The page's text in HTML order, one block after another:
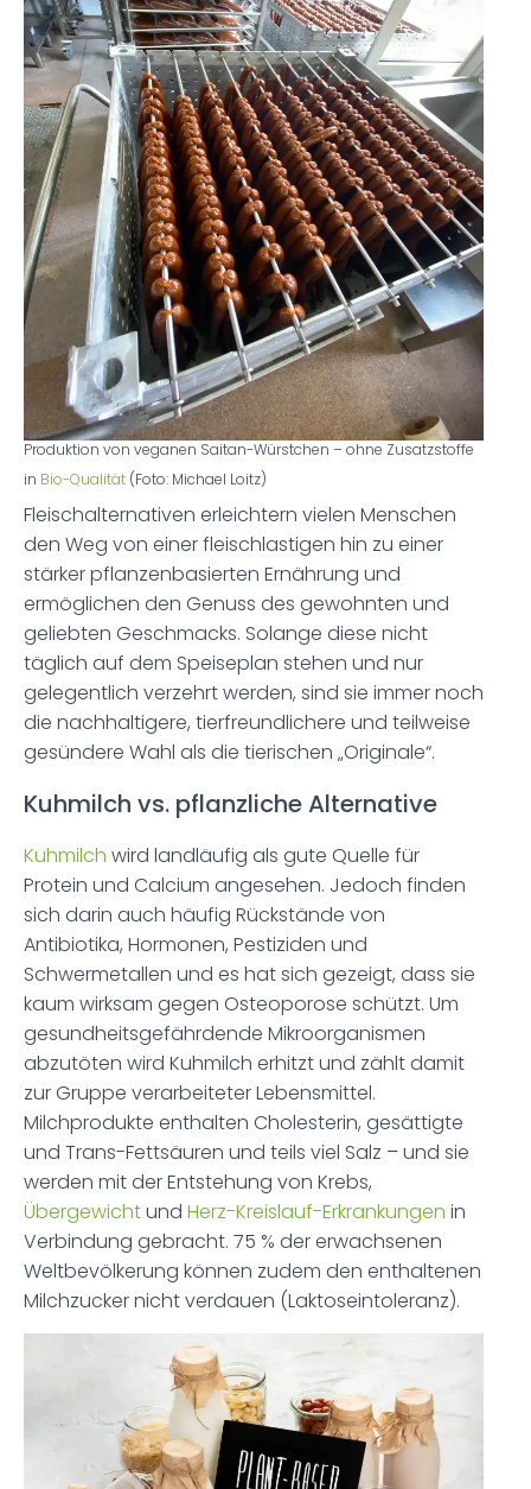
Produktion von veganen Saitan-Würstchen – ohne Zusatzstoffe
in Bio-Qualität (Foto: Michael Loitz)
Fleischalternativen erleichtern vielen Menschen
den Weg von einer fleischlastigen hin zu einer
stärker pflanzenbasierten Ernährung und
ermöglichen den Genuss des gewohnten und
geliebten Geschmacks. Solange diese nicht
täglich auf dem Speiseplan stehen und nur
gelegentlich verzehrt werden, sind sie immer noch
die nachhaltigere, tierfreundlichere und teilweise
gesündere Wahl als die tierischen „Originale“.
Kuhmilch vs. pflanzliche Alternative
Kuhmilch wird landläufig als gute Quelle für
Protein und Calcium angesehen. Jedoch finden
sich darin auch häufig Rückstände von
Antibiotika, Hormonen, Pestiziden und
Schwermetallen und es hat sich gezeigt, dass sie
kaum wirksam gegen Osteoporose schützt. Um
gesundheitsgefährdende Mikroorganismen
abzutöten wird Kuhmilch erhitzt und zählt damit
zur Gruppe verarbeiteter Lebensmittel.
Milchprodukte enthalten Cholesterin, gesättigte
und Trans-Fettsäuren und teils viel Salz – und sie
werden mit der Entstehung von Krebs,
Übergewichtund Herz-Kreislauf-Erkrankungen in
Verbindung gebracht. 75 % der erwachsenen
Weltbevölkerung können zudem den enthaltenen
Milchzucker nicht verdauen (Laktoseintoleranz).